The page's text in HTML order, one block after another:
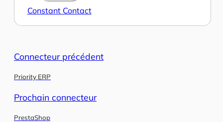
Constant Contact
Connecteur précédent
Priority ERP
Prochain connecteur
PrestaShop